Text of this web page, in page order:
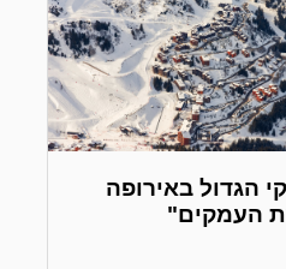
הגדול באירופה
העמקים"